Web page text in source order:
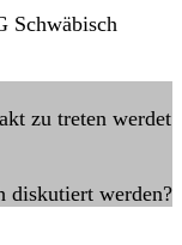
Schwäbisch
zu treten werdet
diskutiert werden?